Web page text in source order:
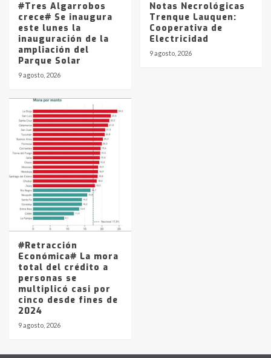
#Tres Algarrobos
crece# Se inaugura
este lunes la
inauguración de la
ampliación del
Parque Solar
9 agosto, 2026
Notas Necrológicas
Trenque Lauquen:
Cooperativa de
Electricidad
9 agosto, 2026
#Retracción
Económica# La mora
total del crédito a
personas se
multiplicó casi por
cinco desde fines de
2024
9 agosto, 2026